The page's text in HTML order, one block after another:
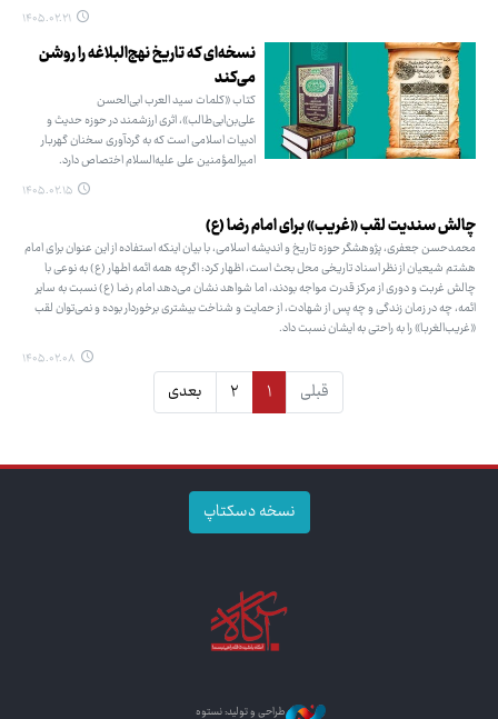
۱۴۰۵.۰۲.۲۱
نسخه‌ای که تاریخ نهج‌البلاغه را روشن
می‌کند
کتاب «کلمات سید العرب ابی‌الحسن
علی‌بن‌ابی‌طالب»، اثری ارزشمند در حوزه حدیث و
ادبیات اسلامی است که به گردآوری سخنان گهربار
امیرالمؤمنین علی علیه‌السلام اختصاص دارد.
۱۴۰۵.۰۲.۱۵
چالش سندیت لقب «غریب» برای امام رضا (ع)
محمدحسن جعفری، پژوهشگر حوزه تاریخ و اندیشه اسلامی، با بیان اینکه استفاده از این عنوان برای امام
هشتم شیعیان از نظر اسناد تاریخی محل بحث است، اظهار کرد: اگرچه همه ائمه اطهار (ع) به نوعی با
چالش غربت و دوری از مرکز قدرت مواجه بودند، اما شواهد نشان می‌دهد امام رضا (ع) نسبت به سایر
ائمه، چه در زمان زندگی و چه پس از شهادت، از حمایت و شناخت بیشتری برخوردار بوده و نمی‌توان لقب
«غریب‌الغربا» را به راحتی به ایشان نسبت داد.
۱۴۰۵.۰۲.۰۸
قبلی ۱ ۲ بعدی
نسخه دسکتاپ
طراحی و تولید: نستوه